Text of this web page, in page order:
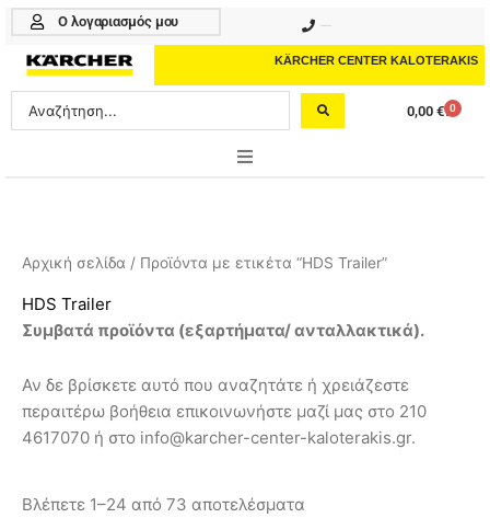
Μετάβαση
περιεχόμενο
Ο λογαριασμός μου
KÄRCHER CENTER KALOTERAKIS
Search
...
0,00 € 0
Cart
PROFESSIONAL
ΑΞΕΣΟΥΑΡ
ΚΑΘΑΡΙΣΤΙΚΑ
ΥΠΗΡΕΣΙΕΣ-ΝΕΑ-ΛΥΣΕΙΣ
Αρχική σελίδα / Προϊόντα με ετικέτα “HDS Trailer”
HDS Trailer
Συμβατά προϊόντα (εξαρτήματα/ ανταλλακτικά).
Αν δε βρίσκετε αυτό που αναζητάτε ή χρειάζεστε
περαιτέρω βοήθεια επικοινωνήστε μαζί μας στο 210
4617070 ή στο info@karcher-center-kaloterakis.gr.
Βλέπετε 1–24 από 73 αποτελέσματα